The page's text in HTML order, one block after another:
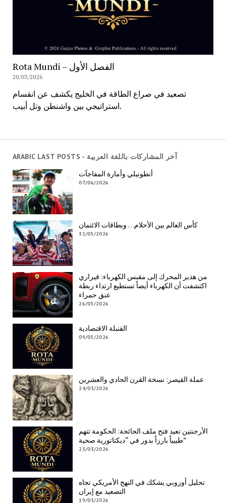
ARABIC LAST POSTS - آخر المشاركات باللغة العربية
أنطونيلي وأمارة المفاجآت
07/06/2026
كأس العالم بين الأحلام… وبطاقات الائتمان
31/05/2026
من هدير المحرك إلى مقبس الكهرباء: فيراري
اكتشفت أن الكهرباء أيضاً تستطيع ارتداء ربطة
عنق حمراء
26/05/2026
القنبلة الاقتصادية
09/05/2026
عملة القيصر: نسخة القرن الحادي والعشرين
24/03/2026
الأرجنتين تعيد فتح ملف الجائحة: الحكومة تتهم
طبيباً بارزاً بدور في “ديكتاتورية صحية”
23/03/2026
تحليل أوروبي يشكك في النهج الأمريكي تجاه
التصعيد مع إيران
19/03/2026
Rota Mundi – الفصل الأول
20/03/2026
تصعيد في صراع الطاقة في الخليج يكشف عن انقسام
استراتيجي بين واشنطن وتل أبيب.